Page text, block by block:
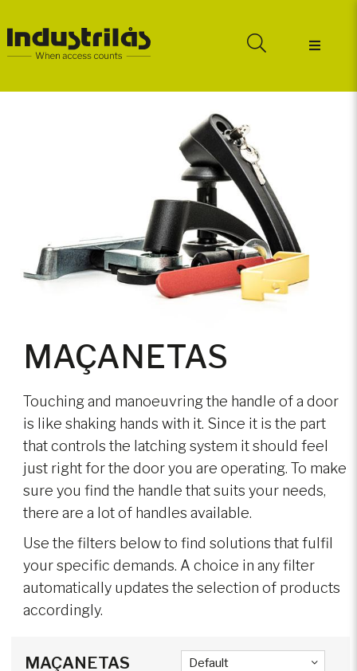
MAÇANETAS
Touching and manoeuvring the handle of a door
is like shaking hands with it. Since it is the part
that controls the latching system it should feel
just right for the door you are operating. To make
sure you find the handle that suits your needs,
there are a lot of handles available.
Use the filters below to find solutions that fulfil
your specific demands. A choice in any filter
automatically updates the selection of products
accordingly.
MAÇANETAS Default